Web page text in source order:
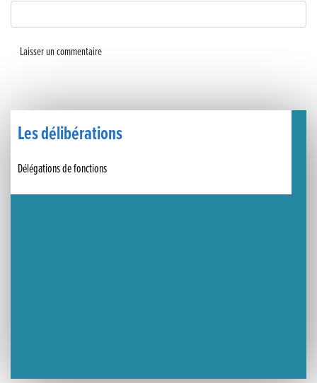
Le Carnavélo 2025 a illuminé Lons-le-Saunier !
La passerelle de la Guiche du Parc des Bains a été inaugurée
Les délibérations
Délégations de fonctions